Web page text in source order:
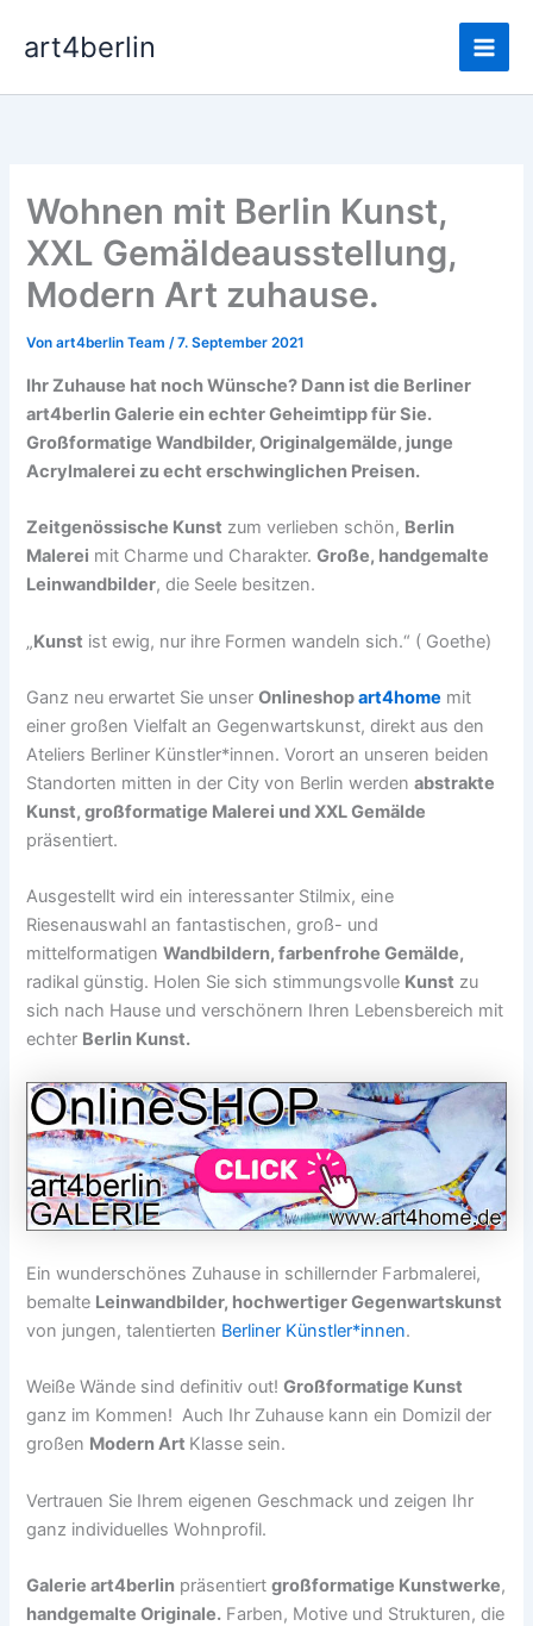
Inhaltart4berlin
Main
Wohnen mit Berlin Kunst,
XXL Gemäldeausstellung,
Modern Art zuhause.
Vonart4berlin Team/7. September 2021
Ihr Zuhause hat noch Wünsche? Dann ist die Berliner
art4berlin Galerie ein echter Geheimtipp für Sie.
Großformatige Wandbilder, Originalgemälde, junge
Acrylmalerei zu echt erschwinglichen Preisen.
Zeitgenössische Kunst zum verlieben schön, Berlin
Malerei mit Charme und Charakter.Große, handgemalte
Leinwandbilder, die Seele besitzen.
„Kunst ist ewig, nur ihre Formen wandeln sich.“ ( Goethe)
Ganz neu erwartet Sie unserOnlineshopart4home mit
einer großen Vielfalt an Gegenwartskunst, direkt aus den
Ateliers Berliner Künstler*innen. Vorort an unseren beiden
Standorten mitten in der City von Berlin werdenabstrakte
Kunst, großformatige Malerei und XXL Gemälde
präsentiert.
Ausgestellt wird ein interessanter Stilmix, eine
Riesenauswahl an fantastischen, groß- und
mittelformatigenWandbildern, farbenfrohe Gemälde,
radikal günstig. Holen Sie sich stimmungsvolle Kunst zu
sich nach Hause und verschönern Ihren Lebensbereich mit
echter Berlin Kunst.
Ein wunderschönes Zuhause in schillernder Farbmalerei,
bemalte Leinwandbilder, hochwertiger Gegenwartskunst
von jungen, talentierten Berliner Künstler*innen.
Weiße Wände sind definitiv out!Großformatige Kunst
ganz im Kommen! Auch Ihr Zuhause kann ein Domizil der
großen Modern Art Klasse sein.
Vertrauen Sie Ihrem eigenen Geschmack und zeigen Ihr
ganz individuelles Wohnprofil.
Galerie art4berlin präsentiertgroßformatige Kunstwerke,
handgemalte Originale. Farben, Motive und Strukturen, die